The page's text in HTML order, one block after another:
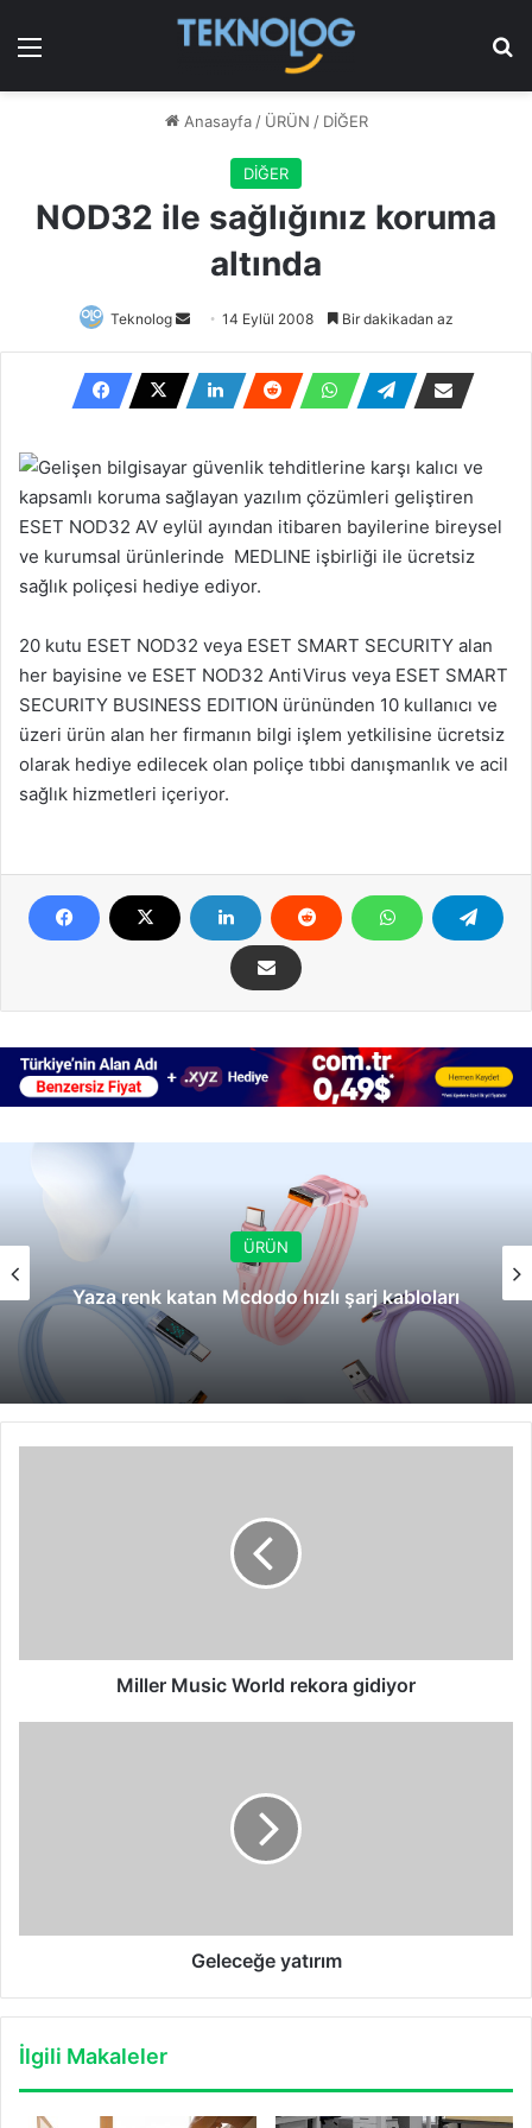
Menü
Anasayfa / ÜRÜN / DİĞER
DİĞER
NOD32 ile sağlığınız koruma
altında
Teknolog
Bir
posta
göndermek
14 Eylül 2008 Bir dakikadan az
Gelişen bilgisayar güvenlik tehditlerine karşı kalıcı ve
kapsamlı koruma sağlayan yazılım çözümleri geliştiren
ESET NOD32 AV eylül ayından itibaren bayilerine bireysel
ve kurumsal ürünlerinde MEDLINE işbirliği ile ücretsiz
sağlık poliçesi hediye ediyor.
20 kutu ESET NOD32 veya ESET SMART SECURITY alan
her bayisine ve ESET NOD32 AntiVirus veya ESET SMART
SECURITY BUSINESS EDITION ürününden 10 kullanıcı ve
üzeri ürün alan her firmanın bilgi işlem yetkilisine ücretsiz
olarak hediye edilecek olan poliçe tıbbi danışmanlık ve acil
sağlık hizmetleri içeriyor.
ÜRÜN
Yaza renk katan Mcdodo hızlı şarj kabloları
Miller Music World rekora gidiyor
Geleceğe yatırım
İlgili Makaleler